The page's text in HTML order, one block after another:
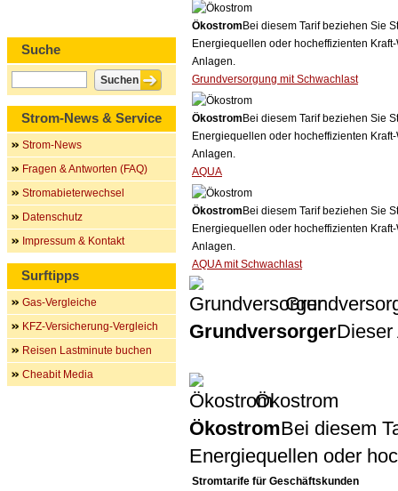
Ökostrom Bei diesem Tarif beziehen Sie
Energiequellen oder hocheffizienten
Anlagen.
Grundversorgung mit Schwachlast
Ökostrom Bei diesem Tarif beziehen Sie
Energiequellen oder hocheffizienten
Anlagen.
AQUA
Ökostrom Bei diesem Tarif beziehen Sie
Energiequellen oder hocheffizienten
Anlagen.
AQUA mit Schwachlast
GrundversorgerDieser
Ökostrom
ÖkostromBei diesem
Energiequellen oder
Stromtarife für Geschäftskunden
Suche
Strom-News & Service
Strom-News
Fragen & Antworten (FAQ)
Stromabieterwechsel
Datenschutz
Impressum & Kontakt
Surftipps
Gas-Vergleiche
KFZ-Versicherung-Vergleich
Reisen Lastminute buchen
Cheabit Media